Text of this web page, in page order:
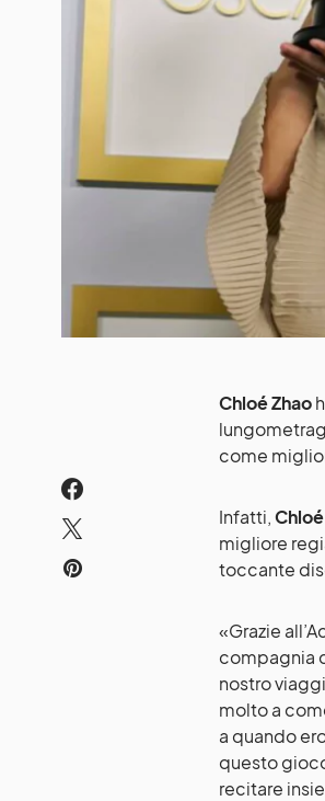
Chloé Zhao
come
Infatti,
migliore
toccante
«Grazie
compagnia
nostro
molto a
a quando
questo
recitare